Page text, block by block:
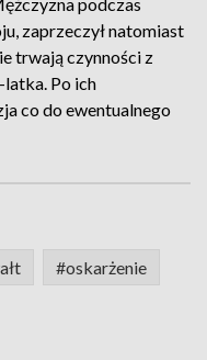
zaprzeczył natomiast
trwają czynności z
Po ich
co do ewentualnego
#oskarżenie